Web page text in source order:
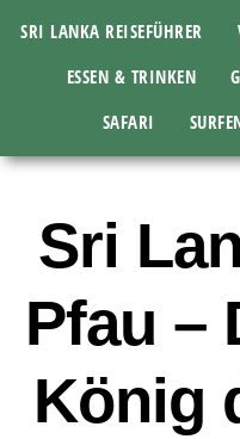
SRI LANKA REISEFÜHRER
ESSEN & TRINKEN
SAFARI
Sri
Pfau –
König